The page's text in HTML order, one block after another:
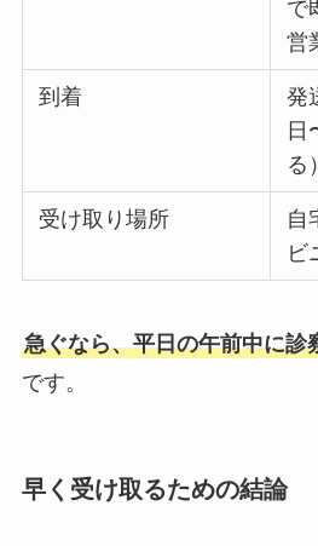
で
営
到着
発
日
る）
受け取り場所
自
ビ
急ぐなら、平日の午前中に診
です。
早く受け取るための結論